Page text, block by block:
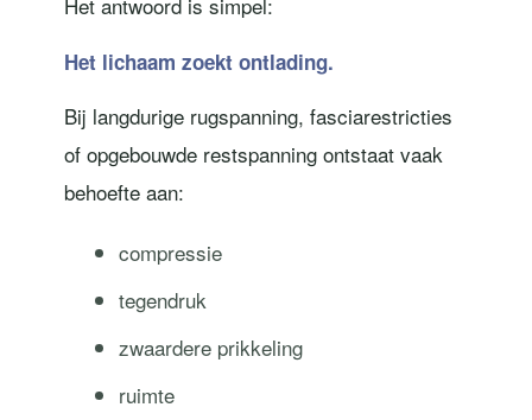
Het lichaam zoekt ontlading.
Bij langdurige rugspanning, fasciarestricties
of opgebouwde restspanning ontstaat vaak
behoefte aan:
compressie
tegendruk
zwaardere prikkeling
ruimte